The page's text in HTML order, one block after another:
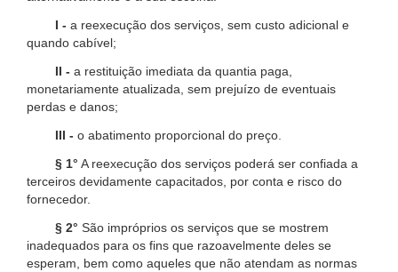
I - a reexecução dos serviços, sem custo adicional e
quando cabível;
II - a restituição imediata da quantia paga,
monetariamente atualizada, sem prejuízo de eventuais
perdas e danos;
III - o abatimento proporcional do preço.
§ 1° A reexecução dos serviços poderá ser confiada a
terceiros devidamente capacitados, por conta e risco do
fornecedor.
§ 2° São impróprios os serviços que se mostrem
inadequados para os fins que razoavelmente deles se
esperam, bem como aqueles que não atendam as normas